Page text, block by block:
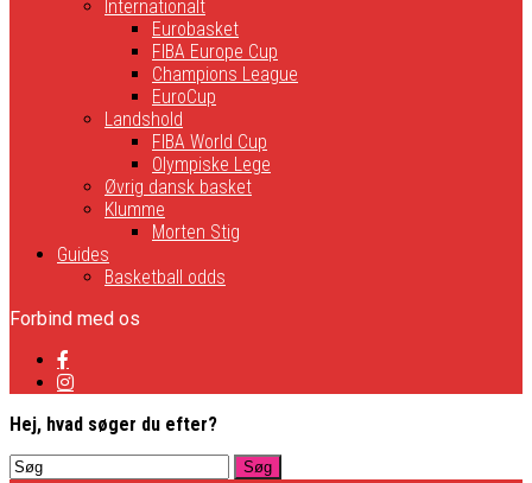
Internationalt
Eurobasket
FIBA Europe Cup
Champions League
EuroCup
Landshold
FIBA World Cup
Olympiske Lege
Øvrig dansk basket
Klumme
Morten Stig
Guides
Basketball odds
Forbind med os
Hej, hvad søger du efter?